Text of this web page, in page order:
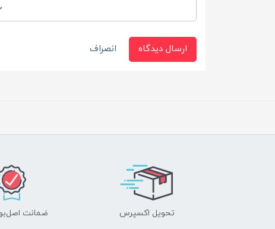
ارسال دیدگاه انصراف
تحویل اکسپرس ضمانت